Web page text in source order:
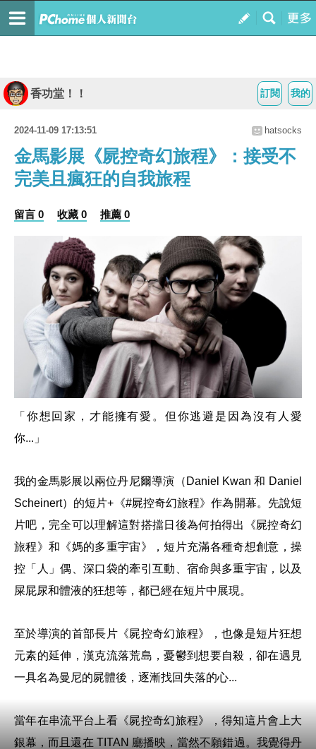
我的
訂閱
香功堂！！
2024-11-09 17:13:51 hatsocks
金馬影展《屍控奇幻旅程》：接受不
完美且瘋狂的自我旅程
留言 0 收藏 0 推薦 0
「你想回家，才能擁有愛。但你逃避是因為沒有人愛
你...」
我的金馬影展以兩位丹尼爾導演（Daniel Kwan 和 Daniel
Scheinert）的短片+《#屍控奇幻旅程》作為開幕。先說短
片吧，完全可以理解這對搭擋日後為何拍得出《屍控奇幻
旅程》和《媽的多重宇宙》，短片充滿各種奇想創意，操
控「人」偶、深口袋的牽引互動、宿命與多重宇宙，以及
屎屁尿和體液的狂想等，都已經在短片中展現。
至於導演的首部長片《屍控奇幻旅程》，也像是短片狂想
元素的延伸，漢克流落荒島，憂鬱到想要自殺，卻在遇見
一具名為曼尼的屍體後，逐漸找回失落的心...
當年在串流平台上看《屍控奇幻旅程》，得知這片會上大
銀幕，而且還在 TITAN 廳播映，當然不願錯過。我覺得丹